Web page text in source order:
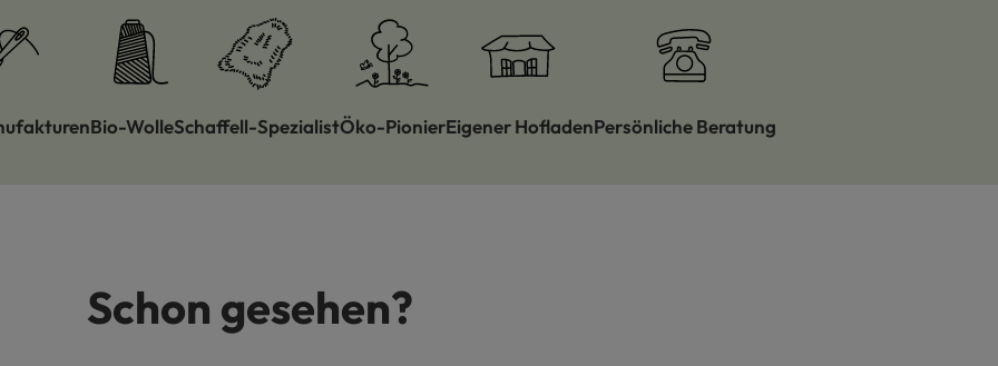
Bio-WolleSchaffell-SpezialistÖko-PionierEigener HofladenPersönliche Beratung
Schon gesehen?